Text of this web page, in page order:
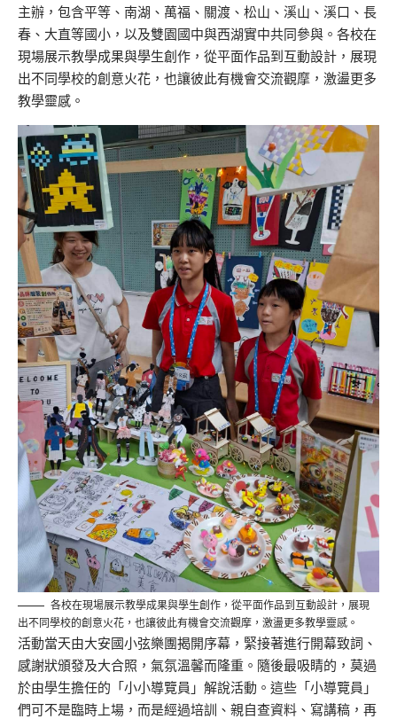
主辦，包含平等、南湖、萬福、關渡、松山、溪山、溪口、長
春、大直等國小，以及雙園國中與西湖實中共同參與。各校在
現場展示教學成果與學生創作，從平面作品到互動設計，展現
出不同學校的創意火花，也讓彼此有機會交流觀摩，激盪更多
教學靈感。
各校在現場展示教學成果與學生創作，從平面作品到互動設計，展現
出不同學校的創意火花，也讓彼此有機會交流觀摩，激盪更多教學靈感。
活動當天由大安國小弦樂團揭開序幕，緊接著進行開幕致詞、
感謝狀頒發及大合照，氣氛溫馨而隆重。隨後最吸睛的，莫過
於由學生擔任的「小小導覽員」解說活動。這些「小導覽員」
們可不是臨時上場，而是經過培訓、親自查資料、寫講稿，再